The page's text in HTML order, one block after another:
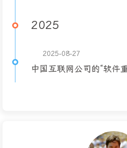
2025
2025-08-27
中国互联网公司的“软